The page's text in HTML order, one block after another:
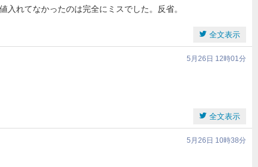
れてなかったのは完全にミスでした。反省。
全文表示
5月26日 12時01分
全文表示
5月26日 10時38分